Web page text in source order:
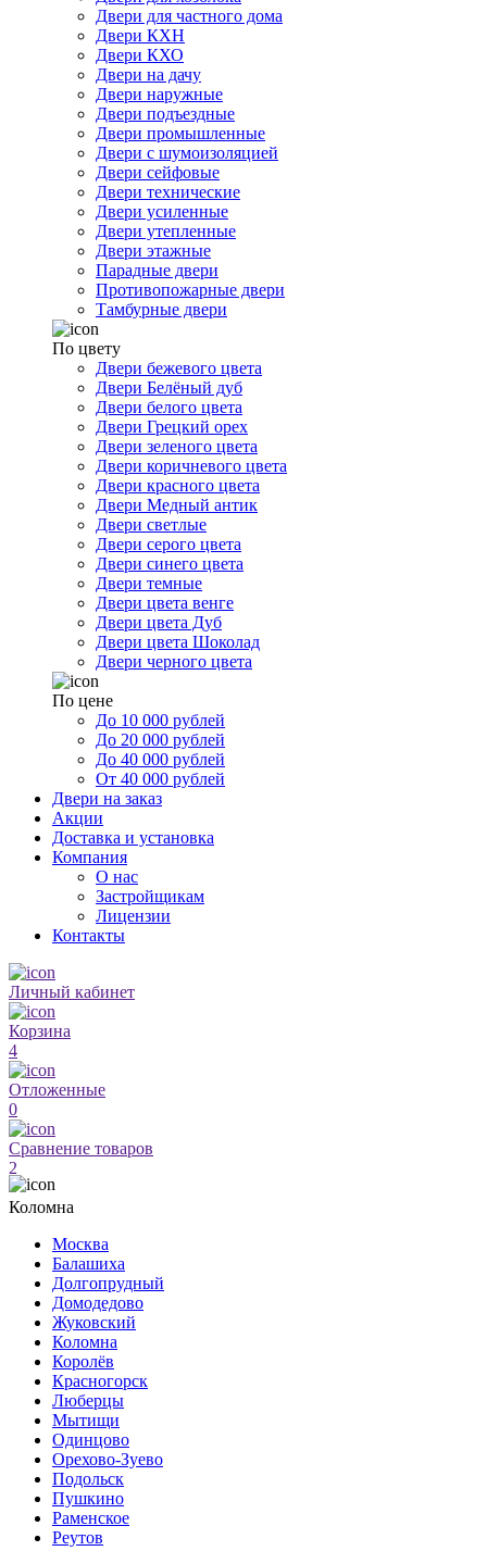
Двери для частного дома
Двери КХН
Двери КХО
Двери на дачу
Двери наружные
Двери подъездные
Двери промышленные
Двери с шумоизоляцией
Двери сейфовые
Двери технические
Двери усиленные
Двери утепленные
Двери этажные
Парадные двери
Противопожарные двери
Тамбурные двери
По цвету
Двери бежевого цвета
Двери Белёный дуб
Двери белого цвета
Двери Грецкий орех
Двери зеленого цвета
Двери коричневого цвета
Двери красного цвета
Двери Медный антик
Двери светлые
Двери серого цвета
Двери синего цвета
Двери темные
Двери цвета венге
Двери цвета Дуб
Двери цвета Шоколад
Двери черного цвета
По цене
До 10 000 рублей
До 20 000 рублей
До 40 000 рублей
От 40 000 рублей
Двери на заказ
Акции
Доставка и установка
Компания
О нас
Застройщикам
Лицензии
Контакты
Личный кабинет
Корзина
4
Отложенные
0
Сравнение товаров
2
Коломна
Москва
Балашиха
Долгопрудный
Домодедово
Жуковский
Коломна
Королёв
Красногорск
Люберцы
Мытищи
Одинцово
Орехово-Зуево
Подольск
Пушкино
Раменское
Реутов